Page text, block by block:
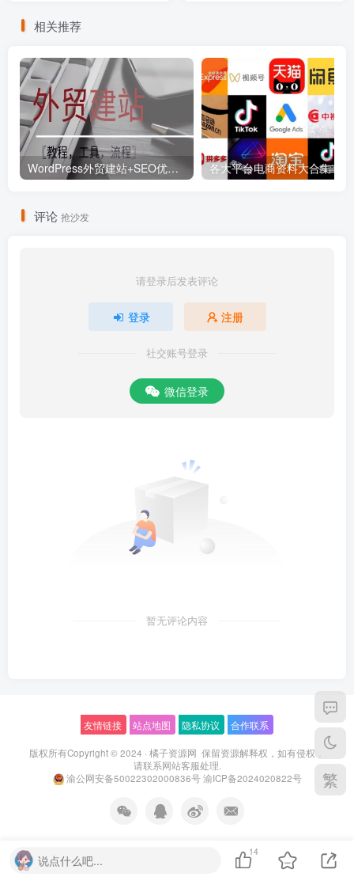
相关推荐
WordPress外贸建站+SEO优化课程【教程，工具，流程】
评论 抢沙发
请登录后发表评论
登录 注册
社交账号登录
微信登录
暂无评论内容
友情链接 站点地图 隐私协议 合作联系
版权所有Copyright © 2024 · 橘子资源网 保留资源解释权，如有侵权，
请联系网站客服处理.
渝公网安备50022302000836号 渝ICP备2024020822号 繁
说点什么吧...
14